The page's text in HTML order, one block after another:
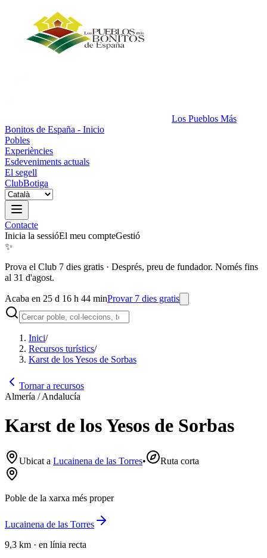
Los Pueblos Más
Bonitos de España - Inicio
Pobles
Experiències
Esdeveniments actuals
El segell
ClubBotiga
Contacte
Inicia la sessióEl meu compteGestió
✨
Prova el Club 7 dies gratis · Després, preu de fundador. Només fins
al 31 d'agost.
Acaba en 25 d 16 h 44 minProvar 7 dies gratis
Inici/
Recursos turístics/
Karst de los Yesos de Sorbas
Tornar a recursos
Almería / Andalucía
Karst de los Yesos de Sorbas
Ubicat a Lucainena de las Torres• Ruta corta
Poble de la xarxa més proper
Lucainena de las Torres
9,3 km · en línia recta